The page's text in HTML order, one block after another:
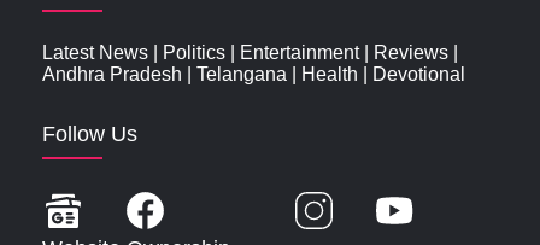
Latest News Politics Entertainment| Reviews
Andhra Pradesh
Telangana Health Devotional
Follow Us